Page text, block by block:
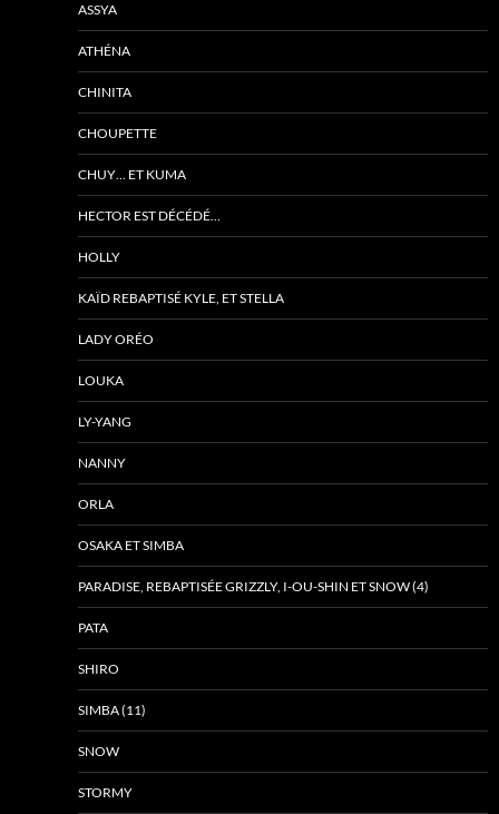
ASSYA
ATHÉNA
CHINITA
CHOUPETTE
CHUY… ET KUMA
HECTOR EST DÉCÉDÉ…
HOLLY
KAÏD REBAPTISÉ KYLE, ET STELLA
LADY ORÉO
LOUKA
LY-YANG
NANNY
ORLA
OSAKA ET SIMBA
PARADISE, REBAPTISÉE GRIZZLY, I-OU-SHIN ET SNOW (4)
PATA
SHIRO
SIMBA (11)
SNOW
STORMY